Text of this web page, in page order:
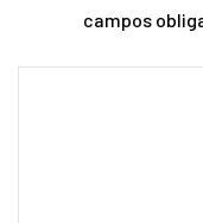
campos